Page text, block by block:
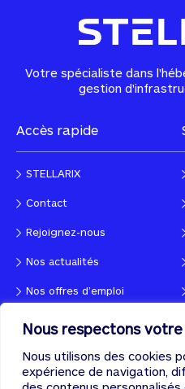
Nous respectons
Nous utilisons des cookies
expérience de navigation,
Votre spécialiste dans
gestion
Accès rapide
STELLARIX
Contact
Rejoignez-nous
Nos actualités
Nos offres d’emploi
Suivez-nous !